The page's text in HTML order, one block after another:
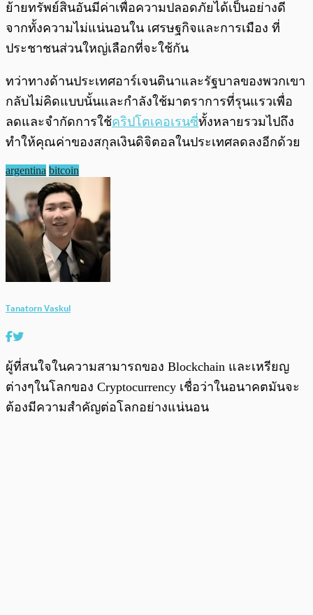
ย้ายทรัพย์สินอันมีค่าเพื่อความปลอดภัยได้เป็นอย่างดี
จากทั้งความไม่แน่นอนใน เศรษฐกิจและการเมือง ที่
ประชาชนส่วนใหญ่เลือกที่จะใช้กัน
ทว่าทางด้านประเทศอาร์เจนตินาและรัฐบาลของพวกเขา
กลับไม่คิดแบบนั้นและกำลังใช้มาตราการที่รุนแรวเพื่อ
ลดและจำกัดการใช้คริปโตเคอเรนซี่ทั้งหลายรวมไปถึง
ทำให้คุณค่าของสกุลเงินดิจิตอลในประเทศลดลงอีกด้วย
argentina bitcoin
Tanatorn Vaskul
ผู้ที่สนใจในความสามารถของ Blockchain และเหรียญ
ต่างๆในโลกของ Cryptocurrency เชื่อว่าในอนาคตมันจะ
ต้องมีความสำคัญต่อโลกอย่างแน่นอน